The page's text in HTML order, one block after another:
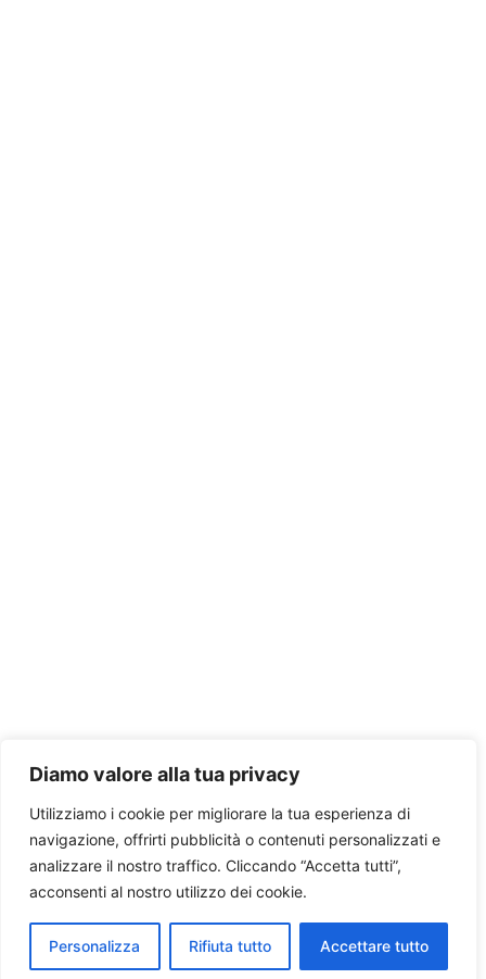
Diamo valore alla tua privacy
Utilizziamo i cookie per migliorare la tua esperienza di
navigazione, offrirti pubblicità o contenuti personalizzati e
analizzare il nostro traffico. Cliccando “Accetta tutti”,
acconsenti al nostro utilizzo dei cookie.
Personalizza Rifiuta tutto Accettare tutto